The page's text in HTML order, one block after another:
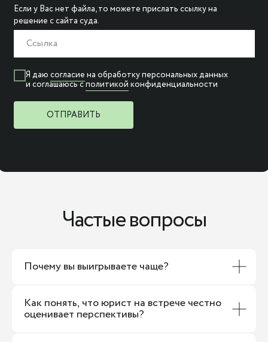
Если у Вас нет файла, то можете прислать ссылку на
решение с сайта суда.
Я даюсогласие на обработку персональных данных
и соглашаюсь cполитикой конфиденциальности
ОТПРАВИТЬ
Частые вопросы
Почему вы выигрываете чаще?
Как понять, что юрист на встрече честно
оценивает перспективы?